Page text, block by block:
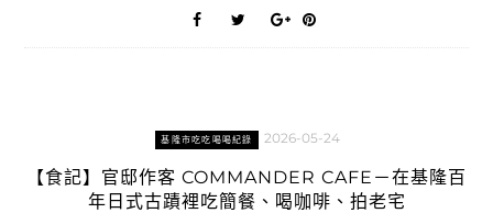
基隆市吃吃喝喝紀錄 2026-05-24
【食記】官邸作客 COMMANDER CAFE－在基隆百
年日式古蹟裡吃簡餐、喝咖啡、拍老宅